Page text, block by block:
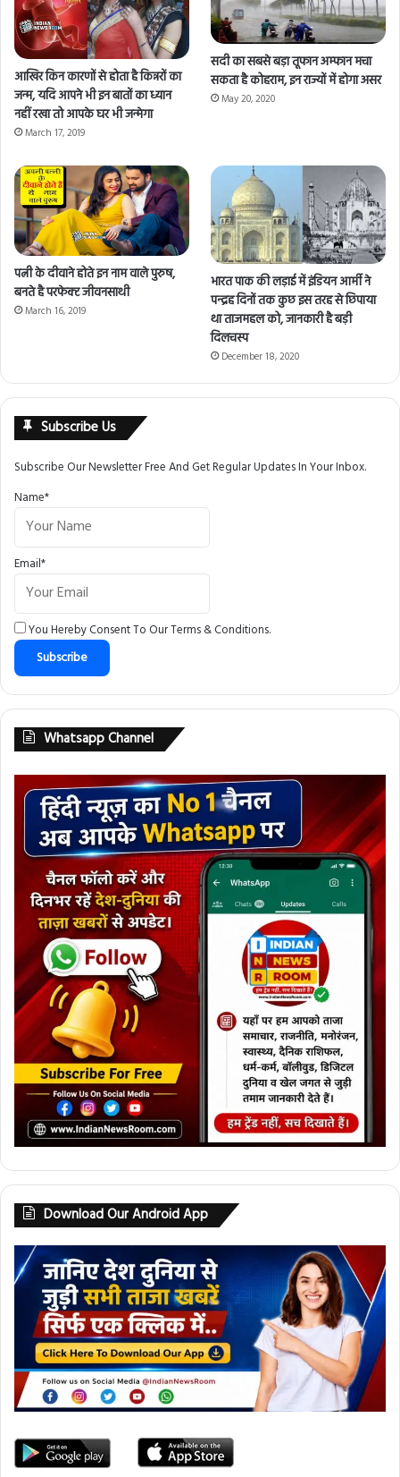
आखिर किन कारणों से होता है किन्नरों का
जन्म, यदि आपने भी इन बातों का ध्यान
नहीं रखा तो आपके घर भी जन्मेगा
March 17, 2019
सदी का सबसे बड़ा तूफान अम्फान मचा
सकता है कोहराम, इन राज्यों में होगा असर
May 20, 2020
पत्नी के दीवाने होते इन नाम वाले पुरुष,
बनते है परफेक्ट जीवनसाथी
March 16, 2019
भारत पाक की लड़ाई में इंडियन आर्मी ने
पन्द्रह दिनों तक कुछ इस तरह से छिपाया
था ताजमहल को, जानकारी है बड़ी
दिलचस्प
December 18, 2020
Subscribe Us
Subscribe Our Newsletter Free And Get Regular Updates In Your Inbox.
Name*
Email*
You Hereby Consent To OurTerms & Conditions.
Whatsapp Channel
Download Our Android App